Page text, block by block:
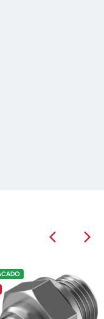
arrow_back_ios arrow_back_ios